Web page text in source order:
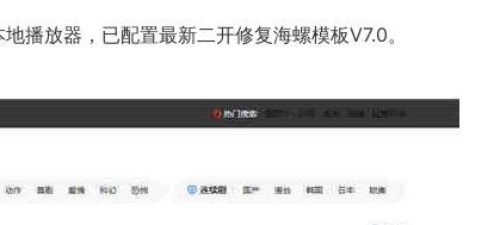
播放器，已配置最新二开修复海螺模板V7.0。